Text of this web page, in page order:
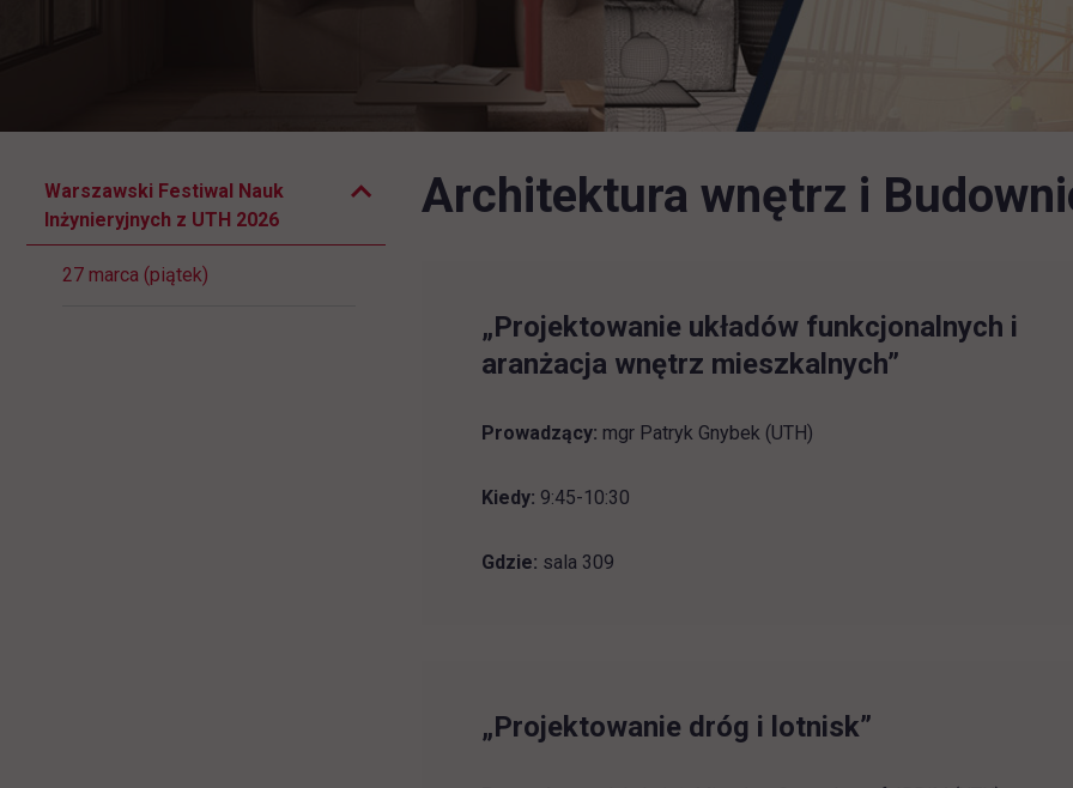
Pomiń
nawigacje
Warszawski Festiwal Nauk
Inżynieryjnych z UTH 2026
Zwiń podmenu
27 marca (piątek)
Architektura wnętrz i
„Projektowanie układów funkcjonalnych i
aranżacja wnętrz mieszkalnych”
Prowadzący: mgr Patryk Gnybek (UTH)
Kiedy: 9:45-10:30
Gdzie: sala 309
„Projektowanie dróg i lotnisk”